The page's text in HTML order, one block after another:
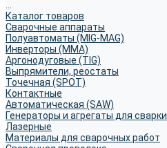
Каталог товаров
Сварочные аппараты
Полуавтоматы (MIG-MAG)
Инверторы (MMA)
Аргонодуговые (TIG)
Выпрямители, реостаты
Точечная (SPOT)
Контактные
Автоматическая (SAW)
Генераторы и агрегаты для сварки
Лазерные
Материалы для сварочных работ